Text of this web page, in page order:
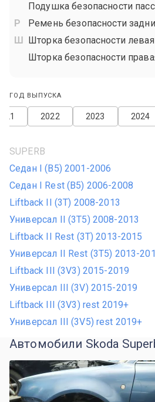
Подушка безопасности
Ремень безопасности
Шторка безопасности левая
Шторка безопасности
ГОД ВЫПУСКА
2024
2023
2022
SUPERB
Седан I (B5) 2001-2006
Седан I Rest (B5) 2006-2008
Liftback II (3T) 2008-2013
Универсал II (3T5) 2008-2013
Liftback II Rest (3T) 2013-2015
Универсал II Rest (3T5) 2013-
Liftback III (3V3) 2015-2019
Универсал III (3V) 2015-2019
Liftback III (3V3) rest 2019+
Универсал III (3V5) rest 2019+
Автомобили Skoda